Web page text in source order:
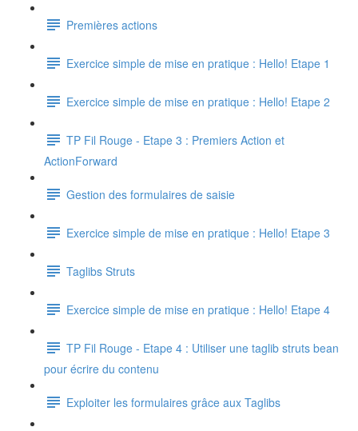
Premières actions
Exercice simple de mise en pratique : Hello! Etape 1
Exercice simple de mise en pratique : Hello! Etape 2
TP Fil Rouge - Etape 3 : Premiers Action et
ActionForward
Gestion des formulaires de saisie
Exercice simple de mise en pratique : Hello! Etape 3
Taglibs Struts
Exercice simple de mise en pratique : Hello! Etape 4
TP Fil Rouge - Etape 4 : Utiliser une taglib struts bean
pour écrire du contenu
Exploiter les formulaires grâce aux Taglibs